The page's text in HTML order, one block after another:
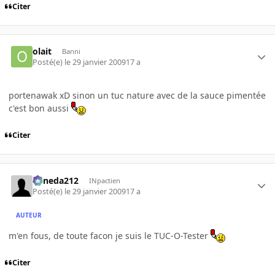
Citer
olait Banni
Posté(e) le 29 janvier 200917 a
portenawak xD sinon un tuc nature avec de la sauce pimentée
c'est bon aussi
Citer
keneda212 INpactien
Posté(e) le 29 janvier 200917 a
AUTEUR
m'en fous, de toute facon je suis le TUC-O-Tester
Citer